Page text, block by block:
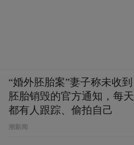
“婚外胚胎案”妻子称未收到
胚胎销毁的官方通知，每天
都有人跟踪、偷拍自己
潮新闻